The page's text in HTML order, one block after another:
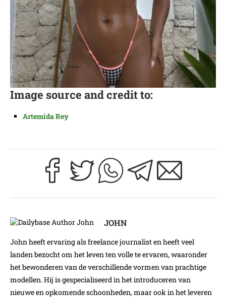
Image source and credit to:
Artemida Rey
JOHN
John heeft ervaring als freelance journalist en heeft veel
landen bezocht om het leven ten volle te ervaren, waaronder
het bewonderen van de verschillende vormen van prachtige
modellen. Hij is gespecialiseerd in het introduceren van
nieuwe en opkomende schoonheden, maar ook in het leveren